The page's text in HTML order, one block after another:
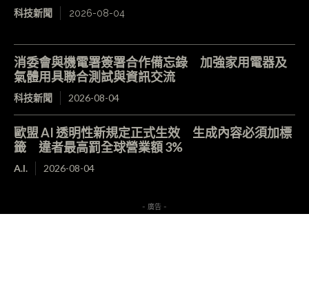
科技新聞 2026-08-04
消委會與機電署簽署合作備忘錄 加強家用電器及
氣體用具聯合測試與資訊交流
科技新聞 2026-08-04
歐盟 AI 透明性新規定正式生效 生成內容必須加標
籤 違者最高罰全球營業額 3%
A.I. 2026-08-04
- 廣告 -